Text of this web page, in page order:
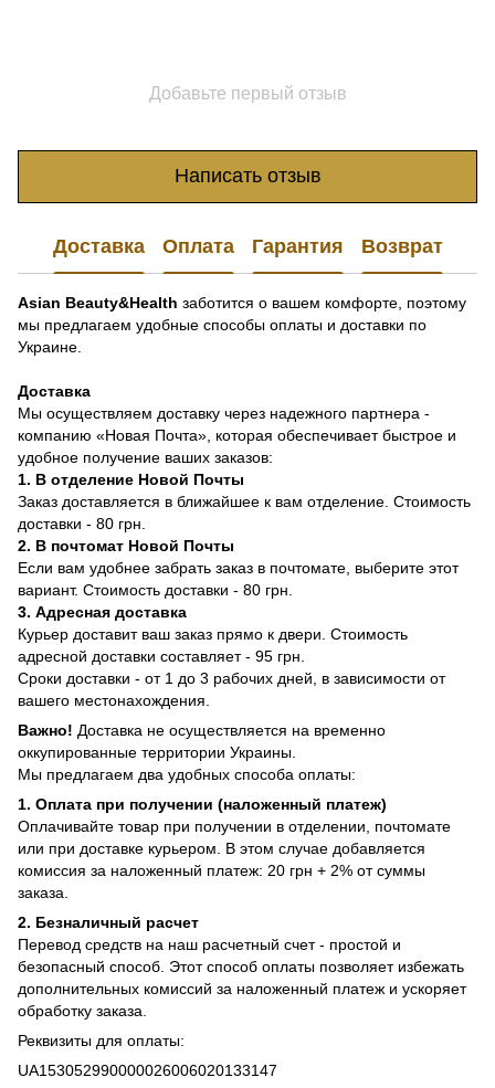
Добавьте первый отзыв
Написать отзыв
Доставка Оплата Гарантия Возврат
Asian Beauty&Health заботится о вашем комфорте, поэтому
мы предлагаем удобные способы оплаты и доставки по
Украине.
Доставка
Мы осуществляем доставку через надежного партнера -
компанию «Новая Почта», которая обеспечивает быстрое и
удобное получение ваших заказов:
1. В отделение Новой Почты
Заказ доставляется в ближайшее к вам отделение. Стоимость
доставки - 80 грн.
2. В почтомат Новой Почты
Если вам удобнее забрать заказ в почтомате, выберите этот
вариант. Стоимость доставки - 80 грн.
3. Адресная доставка
Курьер доставит ваш заказ прямо к двери. Стоимость
адресной доставки составляет - 95 грн.
Сроки доставки - от 1 до 3 рабочих дней, в зависимости от
вашего местонахождения.
Важно! Доставка не осуществляется на временно
оккупированные территории Украины.
Мы предлагаем два удобных способа оплаты:
1. Оплата при получении (наложенный платеж)
Оплачивайте товар при получении в отделении, почтомате
или при доставке курьером. В этом случае добавляется
комиссия за наложенный платеж: 20 грн + 2% от суммы
заказа.
2. Безналичный расчет
Перевод средств на наш расчетный счет - простой и
безопасный способ. Этот способ оплаты позволяет избежать
дополнительных комиссий за наложенный платеж и ускоряет
обработку заказа.
Реквизиты для оплаты:
UA153052990000026006020133147